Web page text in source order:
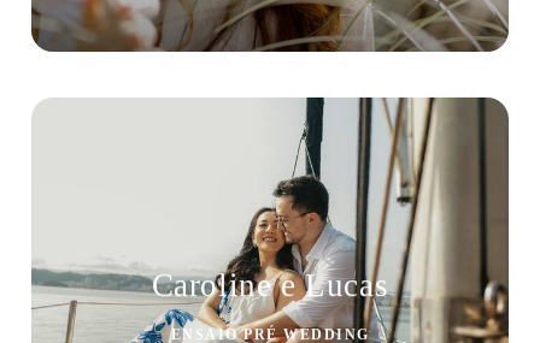
Caroline e Lucas
ENSAIO PRÉ WEDDING